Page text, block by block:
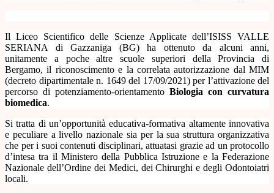
IlLiceo Scientifico delle Scienze Applicate dell’ISISS VALLE
SERIANA di Gazzaniga (BG) ha ottenuto da alcuni anni,
unitamente a poche altre scuole superiori della Provincia di
Bergamo, il riconoscimento e la correlata autorizzazione dal MIM
(decreto dipartimentale n. 1649 del 17/09/2021)per l’attivazione del
percorso di potenziamento-orientamento Biologia con curvatura
biomedica.
Si tratta di un’opportunità educativa-formativa altamente innovativa
e peculiare a livello nazionale sia per la sua struttura organizzativa
che per i suoi contenuti disciplinari, attuatasi grazie ad un protocollo
d’intesa tra il Ministero della Pubblica Istruzione e la Federazione
Nazionale dell’Ordine dei Medici, dei Chirurghi e degli Odontoiatri
locali.